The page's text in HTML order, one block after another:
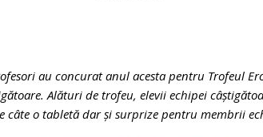
au concurat anul acesta pentru Trofeul
Alături de trofeu, elevii echipei
câte o tabletă dar și surprize pentru membrii